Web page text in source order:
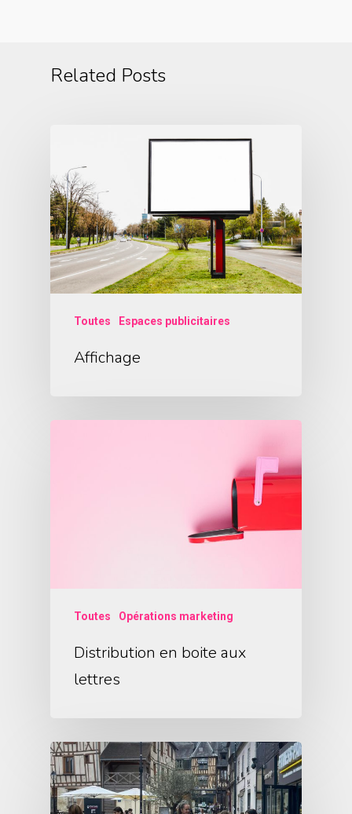
Related Posts
Toutes Espaces publicitaires
Affichage
Toutes Opérations marketing
Distribution en boite aux
lettres